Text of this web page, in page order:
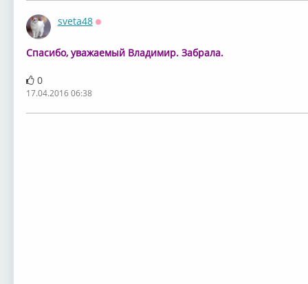
sveta48
Спасибо, уважаемый Владимир. Забрала.
0
17.04.2016 06:38